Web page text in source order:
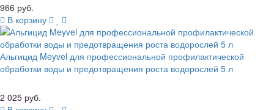
966 руб.
В корзину
Альгицид Meyvel для профессиональной профилактической
обработки воды и предотвращения роста водорослей 5 л
2 025 руб.